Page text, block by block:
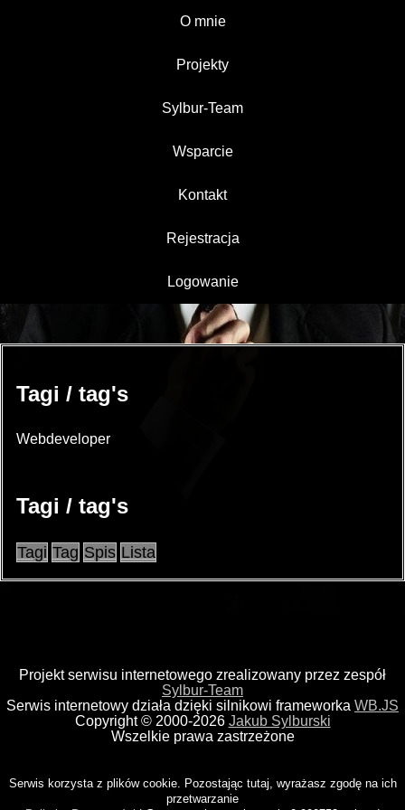
O mnie
Projekty
Sylbur-Team
Wsparcie
Kontakt
Rejestracja
Logowanie
Tagi / tag's
Webdeveloper
Tagi / tag's
Tagi Tag Spis Lista
Projekt serwisu internetowego zrealizowany przez zespół
Sylbur-Team
Serwis internetowy działa dzięki silnikowi frameworka WB.JS
Copyright © 2000-2026 Jakub Sylburski
Wszelkie prawa zastrzeżone
Serwis korzysta z plików cookie. Pozostając tutaj, wyrażasz zgodę na ich
przetwarzanie